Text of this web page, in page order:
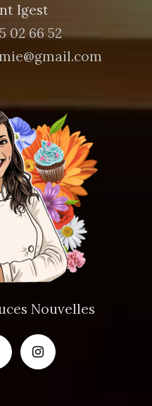
Igest
02 66 52
Nouvelles